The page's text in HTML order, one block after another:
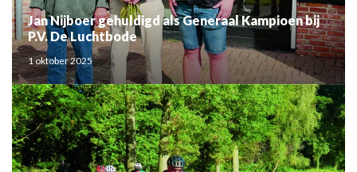
Jan Nijboer gehuldigd als Generaal Kampioen bij
P.V. De Luchtbode
1 oktober 2025